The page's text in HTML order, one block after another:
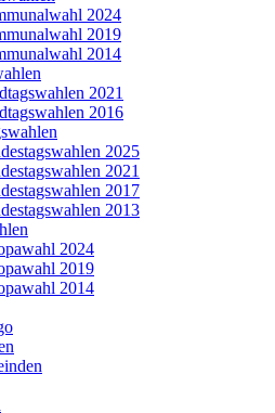
2024
2019
2014
2021
2016
2025
2021
2017
2013
2024
2019
2014